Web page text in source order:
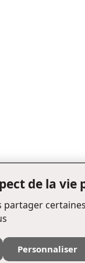
de la vie
partager
Personnaliser